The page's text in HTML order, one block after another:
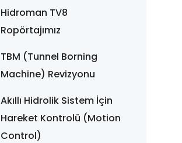
Hidroman TV8
Ropörtajımız
TBM (Tunnel Borning
Machine) Revizyonu
Akıllı Hidrolik Sistem İçin
Hareket Kontrolü (Motion
Control)